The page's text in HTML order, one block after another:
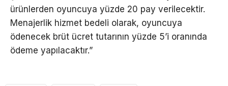
ürünlerden oyuncuya yüzde 20 pay verilecektir.
Menajerlik hizmet bedeli olarak, oyuncuya
ödenecek brüt ücret tutarının yüzde 5’i oranında
ödeme yapılacaktır.”